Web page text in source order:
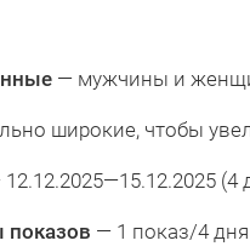
— мужчины и
широкие, чтобы
(4
показов — 1 показ/4